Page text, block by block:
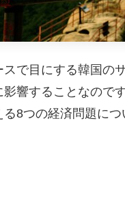
で目にする韓国の
影響することなので
8つの経済問題に